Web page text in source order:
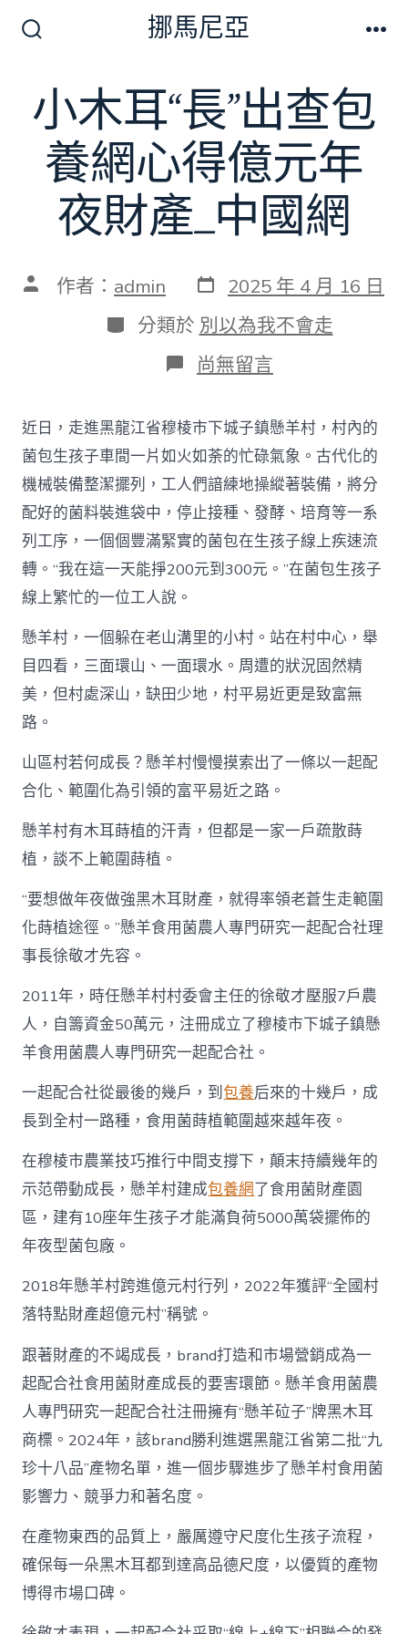
換
開
關
挪馬尼亞
小木耳“長”出查包
養網心得億元年
夜財產_中國網
文 作者： admin 發
表
日
期
2025 年 4 月 16 日
分
類
分類於 別以為我不會走
在
〈小
耳
“長”
出
查
包
養
網
心
得
億
夜
財
產
_
中
尚無留言
近日，走進黑龍江省穆棱市下城子鎮懸羊村，村內的
菌包生孩子車間一片如火如荼的忙碌氣象。古代化的
機械裝備整潔擺列，工人們諳練地操縱著裝備，將分
配好的菌料裝進袋中，停止接種、發酵、培育等一系
列工序，一個個豐滿緊實的菌包在生孩子線上疾速流
轉。“我在這一天能掙200元到300元。”在菌包生孩子
線上繁忙的一位工人說。
懸羊村，一個躲在老山溝里的小村。站在村中心，舉
目四看，三面環山、一面環水。周遭的狀況固然精
美，但村處深山，缺田少地，村平易近更是致富無
路。
山區村若何成長？懸羊村慢慢摸索出了一條以一起配
合化、範圍化為引領的富平易近之路。
懸羊村有木耳蒔植的汗青，但都是一家一戶疏散蒔
植，談不上範圍蒔植。
“要想做年夜做強黑木耳財產，就得率領老蒼生走範圍
化蒔植途徑。”懸羊食用菌農人專門研究一起配合社理
事長徐敬才先容。
2011年，時任懸羊村村委會主任的徐敬才壓服7戶農
人，自籌資金50萬元，注冊成立了穆棱市下城子鎮懸
羊食用菌農人專門研究一起配合社。
一起配合社從最後的幾戶，到包養后來的十幾戶，成
長到全村一路種，食用菌蒔植範圍越來越年夜。
在穆棱市農業技巧推行中間支撐下，顛末持續幾年的
示范帶動成長，懸羊村建成包養網了食用菌財產園
區，建有10座年生孩子才能滿負荷5000萬袋擺佈的
年夜型菌包廠。
2018年懸羊村跨進億元村行列，2022年獲評“全國村
落特點財產超億元村”稱號。
跟著財產的不竭成長，brand打造和市場營銷成為一
起配合社食用菌財產成長的要害環節。懸羊食用菌農
人專門研究一起配合社注冊擁有“懸羊砬子”牌黑木耳
商標。2024年，該brand勝利進選黑龍江省第二批“九
珍十八品”產物名單，進一個步驟進步了懸羊村食用菌
影響力、競爭力和著名度。
在產物東西的品質上，嚴厲遵守尺度化生孩子流程，
確保每一朵黑木耳都到達高品德尺度，以優質的產物
博得市場口碑。